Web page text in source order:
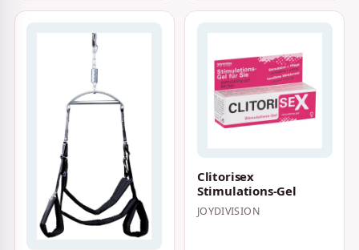
Clitorisex
Stimulations-Gel
JOYDIVISION